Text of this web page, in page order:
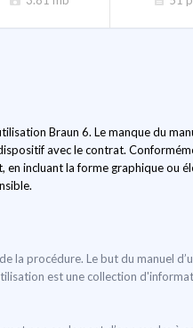
Braun 6. Le manque du
avec le contrat.
incluant la forme graphique ou
la procédure. Le but du manuel
est une collection